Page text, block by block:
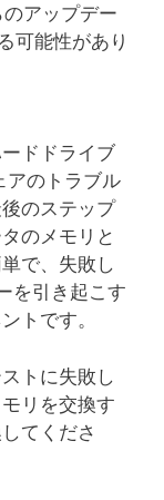
アップデー
可能性があり
ドドライブ
アのトラブル
のステップ
のメモリと
で、失敗し
を引き起こす
トです。
トに失敗し
リを交換す
てくださ